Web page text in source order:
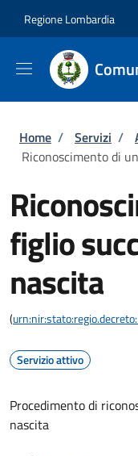
Regione Lombardia
Briciole di
Home / Servizi /
Riconoscimento di
figlio
nascita
(
Servizio attivo
Procedimento di
nascita